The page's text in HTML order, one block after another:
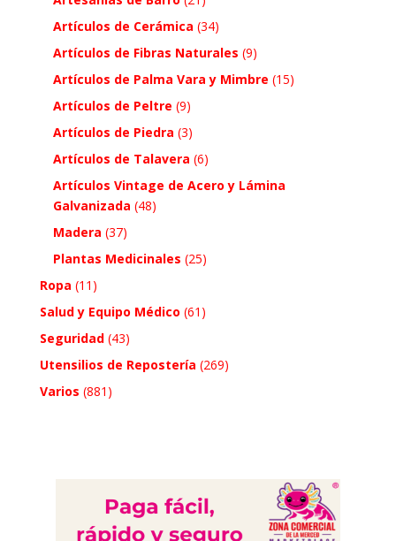
Artículos de Cerámica (34)
Artículos de Fibras Naturales (9)
Artículos de Palma Vara y Mimbre (15)
Artículos de Peltre (9)
Artículos de Piedra (3)
Artículos de Talavera (6)
Artículos Vintage de Acero y Lámina
Galvanizada (48)
Madera (37)
Plantas Medicinales (25)
Ropa (11)
Salud y Equipo Médico (61)
Seguridad (43)
Utensilios de Repostería (269)
Varios (881)